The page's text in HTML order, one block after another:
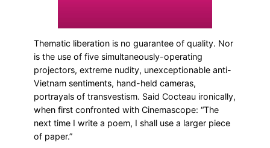
Thematic liberation is no guarantee of quality. Nor
is the use of five simultaneously-operating
projectors, extreme nudity, unexceptionable anti-
Vietnam sentiments, hand-held cameras,
portrayals of transvestism. Said Cocteau ironically,
when first confronted with Cinemascope: “The
next time I write a poem, I shall use a larger piece
of paper.”